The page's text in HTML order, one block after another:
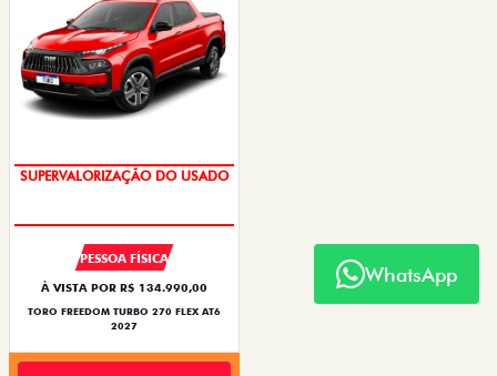
SUPERVALORIZAÇÃO DO USADO
PESSOA FÍSICA
À VISTA POR R$ 134.990,00
TORO FREEDOM TURBO 270 FLEX AT6
2027
WhatsApp